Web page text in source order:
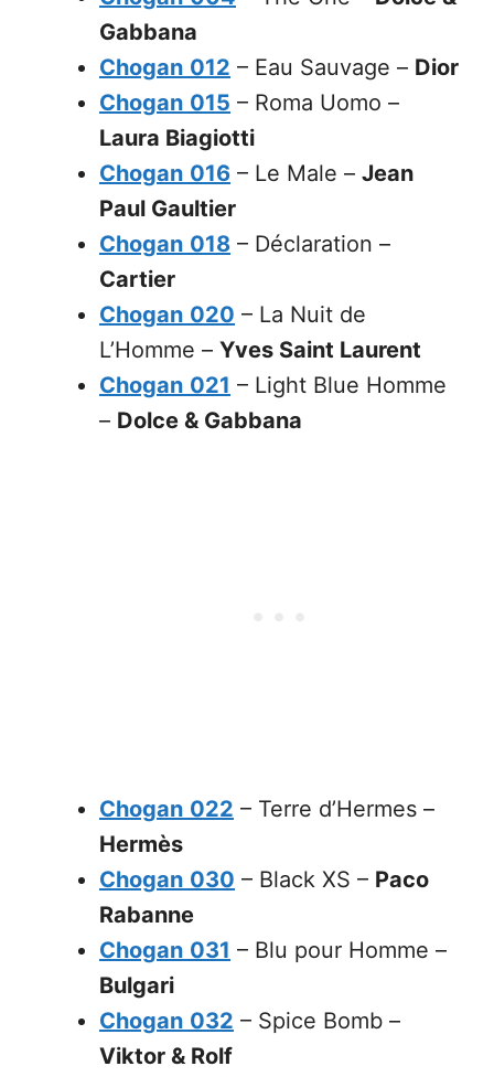
Gabbana
Chogan 012 – Eau Sauvage – Dior
Chogan 015 – Roma Uomo –
Laura Biagiotti
Chogan 016 – Le Male – Jean
Paul Gaultier
Chogan 018 – Déclaration –
Cartier
Chogan 020 – La Nuit de
L’Homme – Yves Saint Laurent
Chogan 021 – Light Blue Homme
– Dolce & Gabbana
Chogan 022 – Terre d’Hermes –
Hermès
Chogan 030 – Black XS – Paco
Rabanne
Chogan 031 – Blu pour Homme –
Bulgari
Chogan 032 – Spice Bomb –
Viktor & Rolf